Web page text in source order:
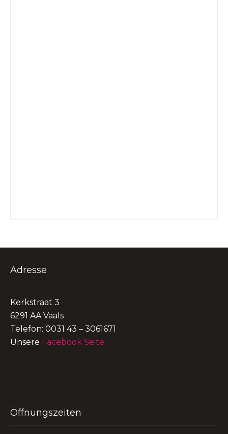
Adresse
Kerkstraat 3
6291 AA Vaals
Telefon: 0031 43 – 3061671
Unsere Facebook Seite
Öffnungszeiten